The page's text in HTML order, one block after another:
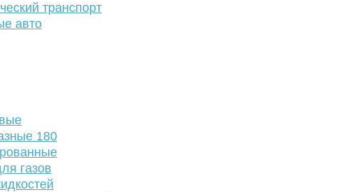
транспорт
авто
180
газов